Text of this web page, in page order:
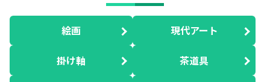
絵画 現代アート
掛け軸 茶道具